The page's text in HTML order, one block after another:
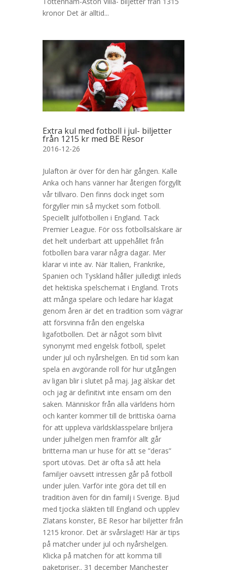
kronor Det är alltid...
Extra kul med fotboll i jul- biljetter
från 1215 kr med BE Resor
2016-12-26
Julafton är över för den här gången. Kalle
Anka och hans vänner har återigen förgyllt
vår tillvaro. Den finns dock inget som
förgyller min så mycket som fotboll.
Speciellt julfotbollen i England. Tack
Premier League. För oss fotbollsälskare är
det helt underbart att uppehållet från
fotbollen bara varar några dagar. Mer
klarar vi inte av. När Italien, Frankrike,
Spanien och Tyskland håller julledigt inleds
det hektiska spelschemat i England. Trots
att många spelare och ledare har klagat
genom åren är det en tradition som vägrar
att försvinna från den engelska
ligafotbollen. Det är något som blivit
synonymt med engelsk fotboll, spelet
under jul och nyårshelgen. En tid som kan
spela en avgörande roll för hur utgången
av ligan blir i slutet på maj. Jag älskar det
och jag är definitivt inte ensam om den
saken. Människor från alla världens hörn
och kanter kommer till de brittiska öarna
för att uppleva världsklasspelare briljera
under julhelgen men framför allt går
britterna man ur huse för att se ”deras”
sport utövas. Det är ofta så att hela
familjer oavsett intressen går på fotboll
under julen. Varför inte göra det till en
tradition även för din familj i Sverige. Bjud
med tjocka släkten till England och upplev
Zlatans konster, BE Resor har biljetter från
1215 kronor. Det är svårslaget! Här är tips
på matcher under jul och nyårshelgen.
Klicka på matchen för att komma till
paketpriser.. 31 december Manchester